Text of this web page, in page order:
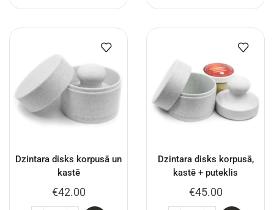
Dzintara disks korpusā un
kastē
€42.00
Dzintara disks korpusā,
kastē + puteklis
€45.00